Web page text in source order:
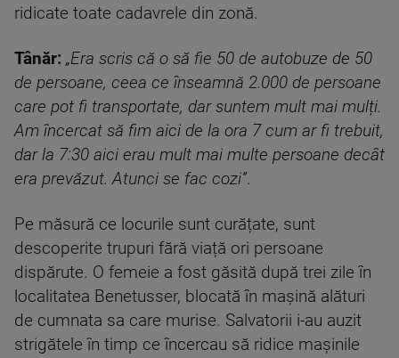
ridicate toate cadavrele din zonă.
Tânăr: „Era scris că o să fie 50 de autobuze de 50
de persoane, ceea ce înseamnă 2.000 de persoane
care pot fi transportate, dar suntem mult mai mulți.
Am încercat să fim aici de la ora 7 cum ar fi trebuit,
dar la 7:30 aici erau mult mai multe persoane decât
era prevăzut. Atunci se fac cozi”.
Pe măsură ce locurile sunt curățate, sunt
descoperite trupuri fără viață ori persoane
dispărute. O femeie a fost găsită după trei zile în
localitatea Benetusser, blocată în mașină alături
de cumnata sa care murise. Salvatorii i-au auzit
strigătele în timp ce încercau să ridice mașinile